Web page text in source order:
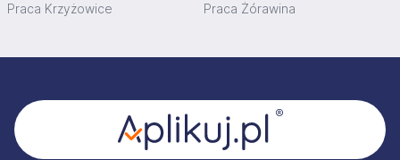
Praca Krzyżowice Praca Żórawina